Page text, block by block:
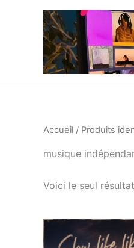
Accueil / Produits
musique
Voici le seul résultat